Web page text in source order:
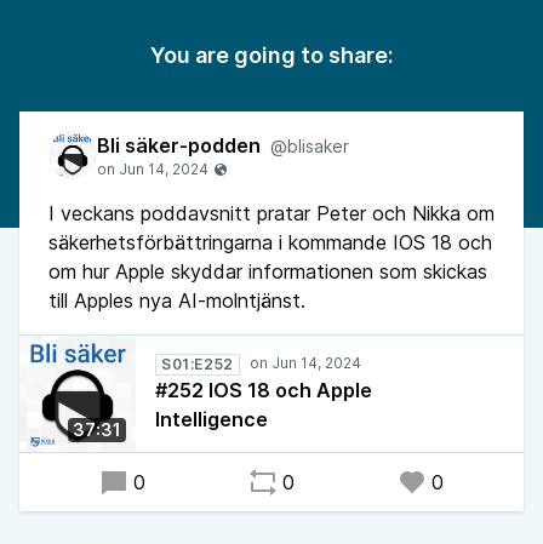
You are going to share:
Bli säker-podden @blisaker
I veckans poddavsnitt pratar Peter och Nikka om
säkerhetsförbättringarna i kommande IOS 18 och
om hur Apple skyddar informationen som skickas
till Apples nya AI-molntjänst.
37:31
S01:E252
#252 IOS 18 och Apple
Intelligence
0 0 0